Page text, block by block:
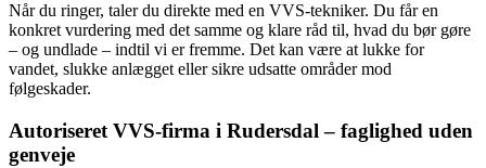
Når du ringer, taler du direkte med en VVS-tekniker. Du får en
konkret vurdering med det samme og klare råd til, hvad du bør gøre
– og undlade – indtil vi er fremme. Det kan være at lukke for
vandet, slukke anlægget eller sikre udsatte områder mod
følgeskader.
Autoriseret VVS-firma i Rudersdal – faglighed uden
genveje